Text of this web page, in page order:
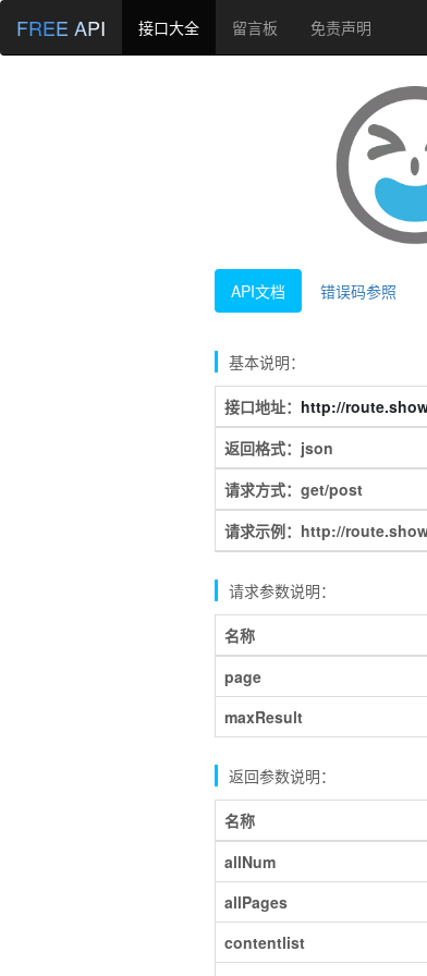
FREE API 接口大全 留言板 免责声明
API文档 错误码参照
基本说明：
接口地址： http://
返回格式：json
请求方式：get/post
请求示例：http://
请求参数说明：
名称
page
maxResult
返回参数说明：
名称
allNum
allPages
contentlist